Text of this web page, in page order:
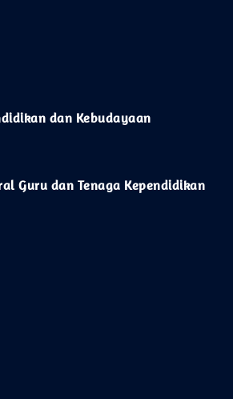
dan Kebudayaan
Guru dan Tenaga Kependidikan